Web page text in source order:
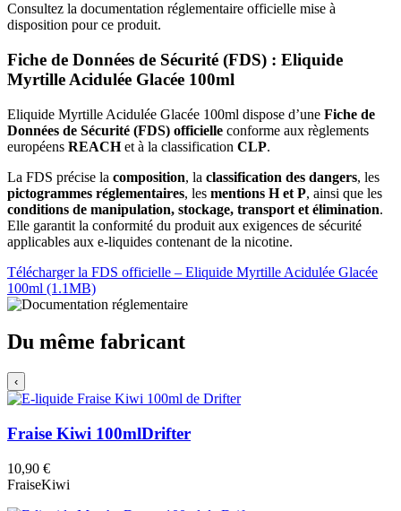
Consultez la documentation réglementaire officielle mise à
disposition pour ce produit.
Fiche de Données de Sécurité (FDS) : Eliquide
Myrtille Acidulée Glacée 100ml
Eliquide Myrtille Acidulée Glacée 100ml dispose d’une Fiche de
Données de Sécurité (FDS) officielle conforme aux règlements
européens REACHet à la classification CLP.
La FDS précise la composition, la classification des dangers, les
pictogrammes réglementaires, les mentions H et P, ainsi que les
conditions de manipulation, stockage, transport et élimination.
Elle garantit la conformité du produit aux exigences de sécurité
applicables aux e-liquides contenant de la nicotine.
Télécharger la FDS officielle – Eliquide Myrtille Acidulée Glacée
100ml (1.1MB)
Du même fabricant
‹
Fraise Kiwi 100mlDrifter
10,90 €
FraiseKiwi